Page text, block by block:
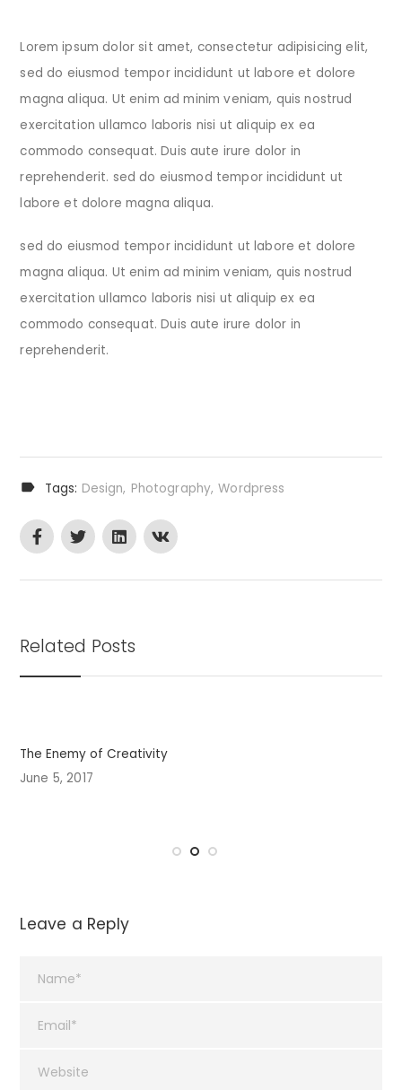
Lorem ipsum dolor sit amet, consectetur adipisicing elit,
sed do eiusmod tempor incididunt ut labore et dolore
magna aliqua. Ut enim ad minim veniam, quis nostrud
exercitation ullamco laboris nisi ut aliquip ex ea
commodo consequat. Duis aute irure dolor in
reprehenderit. sed do eiusmod tempor incididunt ut
labore et dolore magna aliqua.
sed do eiusmod tempor incididunt ut labore et dolore
magna aliqua. Ut enim ad minim veniam, quis nostrud
exercitation ullamco laboris nisi ut aliquip ex ea
commodo consequat. Duis aute irure dolor in
reprehenderit.
Tags: Design Photography Wordpress
Related Posts
The Enemy of Creativity
June 5, 2017
Leave a Reply